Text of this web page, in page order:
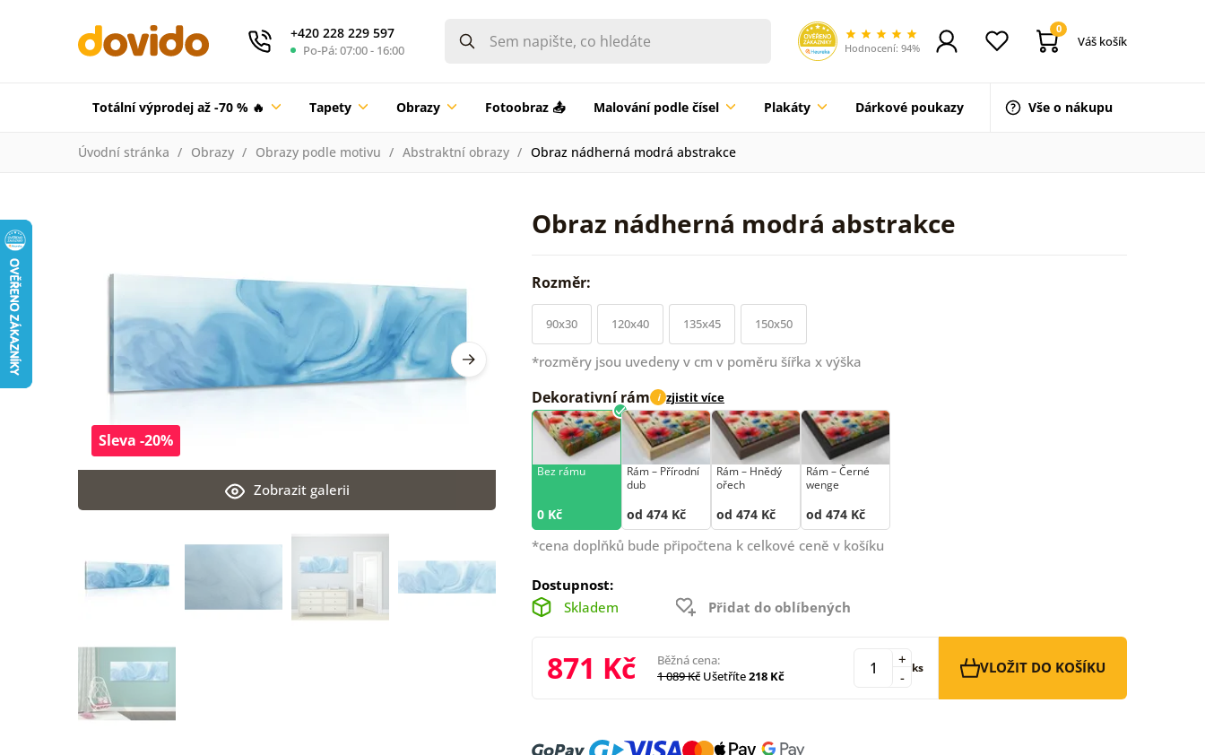
+420 228 229 597
Po-Pá: 07:00 - 16:00 Hodnocení: 94%
0
Váš košík
Totální výprodej až -70 % 🔥 Tapety Obrazy Fotoobraz 📤 Malování podle čísel Plakáty Dárkové poukazy Vše o nákupu
Úvodní stránka Obrazy Obrazy podle motivu Abstraktní obrazy Obraz nádherná modrá abstrakce
Obraz nádherná modrá abstrakce
Zobrazit galerii
Sleva -20%
Rozměr:
90x30 120x40 135x45 150x50
*rozměry jsou uvedeny v cm v poměru šířka x výška
Dekorativní rám i zjistit více
Bez rámu
0 Kč
Rám –⁠⁠⁠⁠⁠⁠ Přírodní
dub
od 474 Kč
Rám –⁠⁠⁠⁠⁠⁠ Hnědý
ořech
od 474 Kč
Rám –⁠⁠⁠⁠⁠⁠ Černé
wenge
od 474 Kč
*cena doplňků bude připočtena k celkové ceně v košíku
Dostupnost:
Skladem
Přidat do oblíbených
871 Kč
Běžná cena:
1 089 Kč Ušetříte218 Kč -
+ ks VLOŽIT DO KOŠÍKU